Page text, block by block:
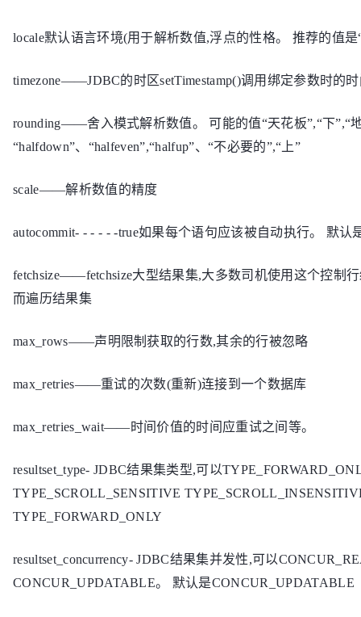
locale默认语言环境(用于解析数值,浮点的性格。 推荐的值是
timezone——JDBC的时区setTimestamp()调用绑定参数时的
rounding——舍入模式解析数值。 可能的值“天花板”,“下”,“
“halfdown”、“halfeven”,“halfup”、“不必要的”,“上”
scale——解析数值的精度
autocommit- - - - - -true如果每个语句应该被自动执行。 默认
fetchsize——fetchsize大型结果集,大多数司机使用这个控制
而遍历结果集
max_rows——声明限制获取的行数,其余的行被忽略
max_retries——重试的次数(重新)连接到一个数据库
max_retries_wait——时间价值的时间应重试之间等。
resultset_type- JDBC结果集类型,可以
TYPE_SCROLL_SENSITIVE
TYPE_FORWARD_ONLY
resultset_concurrency- JDBC结果集并发性,可以
CONCUR_UPDATABLE。 默认是CONCUR_UPDATABLE